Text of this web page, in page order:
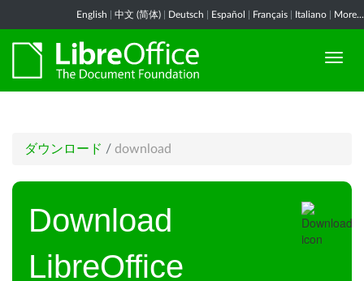
English 中文 (简体) Deutsch Español Français Italiano More...
ダウンロード / download
Download
LibreOffice